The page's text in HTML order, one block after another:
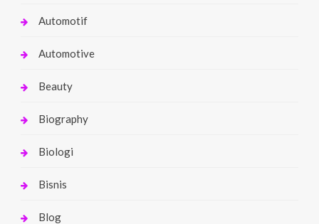
Automotif
Automotive
Beauty
Biography
Biologi
Bisnis
Blog